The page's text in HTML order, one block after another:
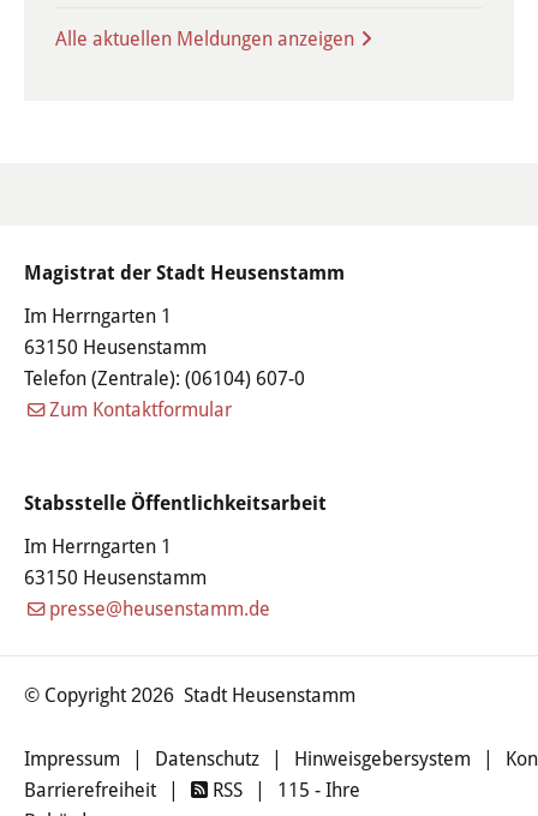
Alle aktuellen Meldungen anzeigen
Magistrat der Stadt Heusenstamm
Im Herrngarten 1
63150 Heusenstamm
Telefon (Zentrale): (06104) 607-0
Zum Kontaktformular
Stabsstelle Öffentlichkeitsarbeit
Im Herrngarten 1
63150 Heusenstamm
presse@heusenstamm.de
© Copyright 2026 Stadt Heusenstamm
Impressum | Datenschutz | Hinweisgebersystem |
Barrierefreiheit
| RSS |
115 - Ihre
Natur & Umwelt
Kommunale Wärmeplanung
Detail-Wärmeplanung
Smart City
Öffentliches WLAN
FREIZEIT & KULTUR
Veranstaltungen
Regelmäßige Veranstaltungen